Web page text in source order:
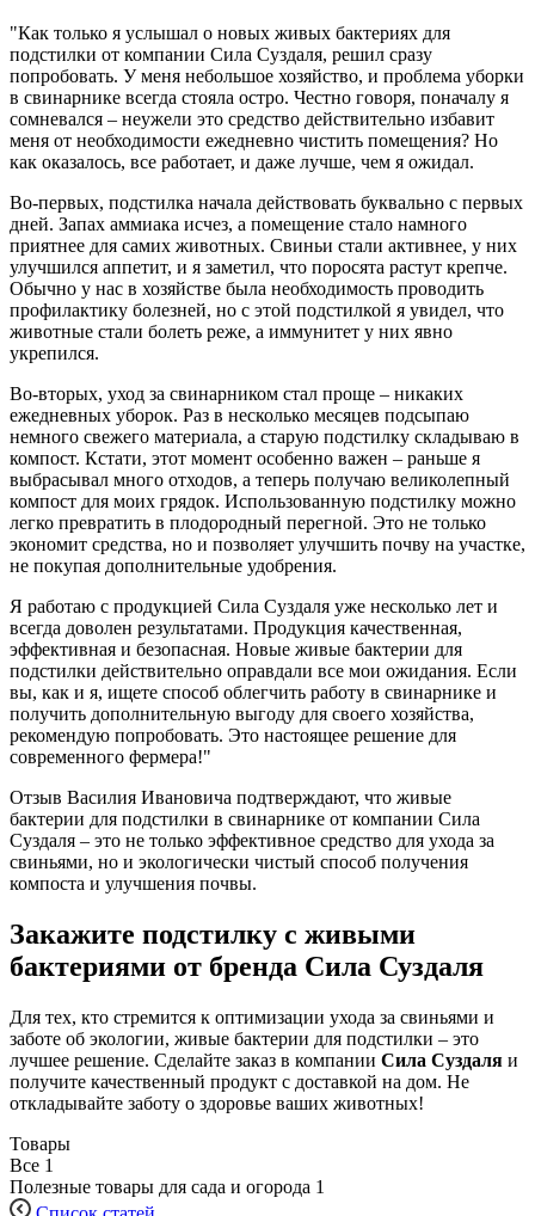
"Как только я услышал о новых живых бактериях для
подстилки от компании Сила Суздаля, решил сразу
попробовать. У меня небольшое хозяйство, и проблема уборки
в свинарнике всегда стояла остро. Честно говоря, поначалу я
сомневался – неужели это средство действительно избавит
меня от необходимости ежедневно чистить помещения? Но
как оказалось, все работает, и даже лучше, чем я ожидал.
Во-первых, подстилка начала действовать буквально с первых
дней. Запах аммиака исчез, а помещение стало намного
приятнее для самих животных. Свиньи стали активнее, у них
улучшился аппетит, и я заметил, что поросята растут крепче.
Обычно у нас в хозяйстве была необходимость проводить
профилактику болезней, но с этой подстилкой я увидел, что
животные стали болеть реже, а иммунитет у них явно
укрепился.
Во-вторых, уход за свинарником стал проще – никаких
ежедневных уборок. Раз в несколько месяцев подсыпаю
немного свежего материала, а старую подстилку складываю в
компост. Кстати, этот момент особенно важен – раньше я
выбрасывал много отходов, а теперь получаю великолепный
компост для моих грядок. Использованную подстилку можно
легко превратить в плодородный перегной. Это не только
экономит средства, но и позволяет улучшить почву на участке,
не покупая дополнительные удобрения.
Я работаю с продукцией Сила Суздаля уже несколько лет и
всегда доволен результатами. Продукция качественная,
эффективная и безопасная. Новые живые бактерии для
подстилки действительно оправдали все мои ожидания. Если
вы, как и я, ищете способ облегчить работу в свинарнике и
получить дополнительную выгоду для своего хозяйства,
рекомендую попробовать. Это настоящее решение для
современного фермера!"
Отзыв Василия Ивановича подтверждают, что живые
бактерии для подстилки в свинарнике от компании Сила
Суздаля – это не только эффективное средство для ухода за
свиньями, но и экологически чистый способ получения
компоста и улучшения почвы.
Закажите подстилку с живыми
бактериями от бренда Сила Суздаля
Для тех, кто стремится к оптимизации ухода за свиньями и
заботе об экологии, живые бактерии для подстилки – это
лучшее решение. Сделайте заказ в компании Сила Суздаля и
получите качественный продукт с доставкой на дом. Не
откладывайте заботу о здоровье ваших животных!
Товары
Все 1
Полезные товары для сада и огорода 1